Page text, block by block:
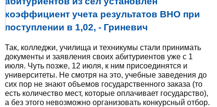
коэффициент учета результатов ВНО при
поступлении в 1,02, - Гриневич
Так, колледжи, училища и техникумы стали принимать
документы и заявления своих абитуриентов уже с 1
июля. Чуть позже, 12 июля, к ним присоединятся и
университеты. Не смотря на это, учебные заведения до
сих пор не знают объемов государственного заказа (то
есть количество мест, которые оплачивает государство),
а без этого невозможно организовать конкурсный отбор.